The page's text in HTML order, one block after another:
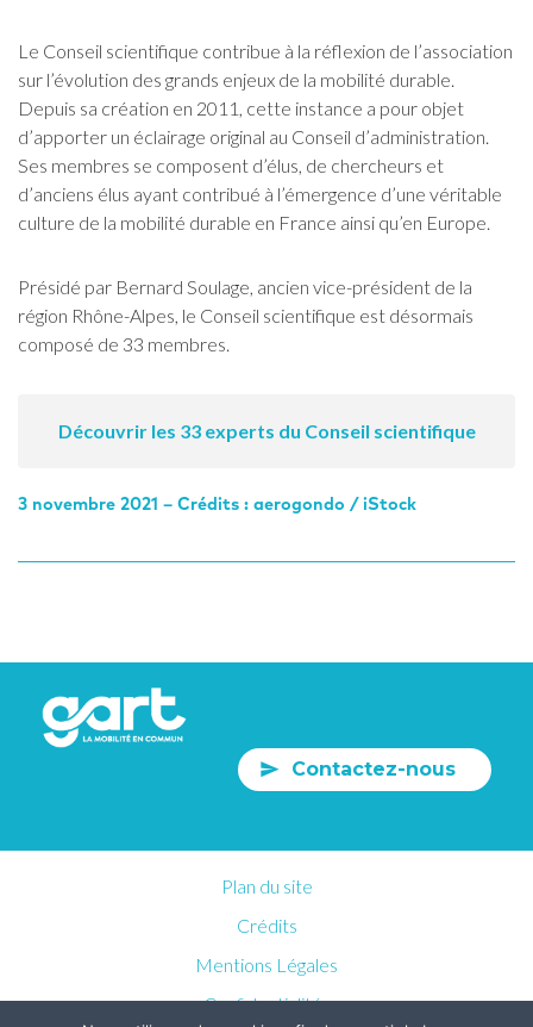
Le Conseil scientifique contribue à la réflexion de l’association
sur l’évolution des grands enjeux de la mobilité durable.
Depuis sa création en 2011, cette instance a pour objet
d’apporter un éclairage original au Conseil d’administration.
Ses membres se composent d’élus, de chercheurs et
d’anciens élus ayant contribué à l’émergence d’une véritable
culture de la mobilité durable en France ainsi qu’en Europe.
Présidé par Bernard Soulage, ancien vice-président de la
région Rhône-Alpes, le Conseil scientifique est désormais
composé de 33 membres.
Découvrir les 33 experts du Conseil scientifique
3 novembre 2021 – Crédits : aerogondo / iStock
Contactez-nous
Plan du site
Crédits
Mentions Légales
Confidentialités